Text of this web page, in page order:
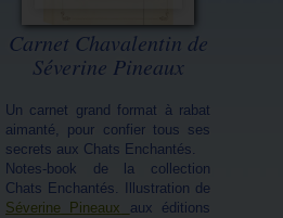
Carnet Chavalentin de
Séverine Pineaux
Un carnet grand format à rabat
aimanté, pour confier tous ses
secrets aux Chats Enchantés.
Notes-book de la collection
Chats Enchantés. Illustration de
Séverine Pineaux aux éditions